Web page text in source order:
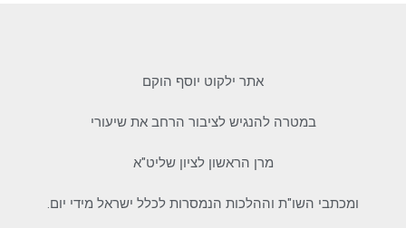
אתר ילקוט יוסף הוקם
במטרה להנגיש לציבור הרחב את שיעורי
מרן הראשון לציון שליט"א
ומכתבי השו"ת וההלכות הנמסרות לכלל ישראל מידי יום.